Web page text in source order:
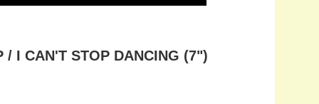
/ I CAN'T STOP DANCING (7")